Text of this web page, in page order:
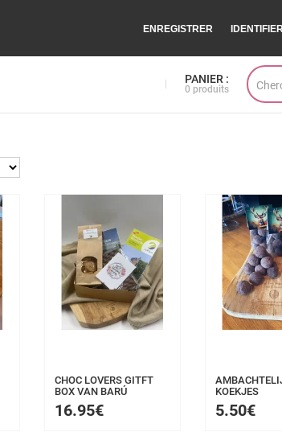
ENREGISTRER
PANIER :
0 produits
CHOC LOVERS GITFT
BOX VAN BARÚ
16.95€
KOEKJES
5.50€